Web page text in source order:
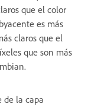
que el color
es más
claros que el
que son más
de la capa